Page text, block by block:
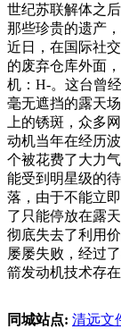
世纪苏联解体之
那些珍贵的遗产
近日，在国际社
的废弃仓库外面
机：H-。这台曾
毫无遮挡的露天
上的锈斑，众多
动机当年在经历
个被花费了大力
能受到明星级的
落，由于不能立
了只能停放在露
彻底失去了利用
屡屡失败，经过
箭发动机技术存
同城站点: 清远文